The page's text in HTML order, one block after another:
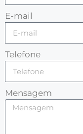
E-mail
Telefone
Mensagem